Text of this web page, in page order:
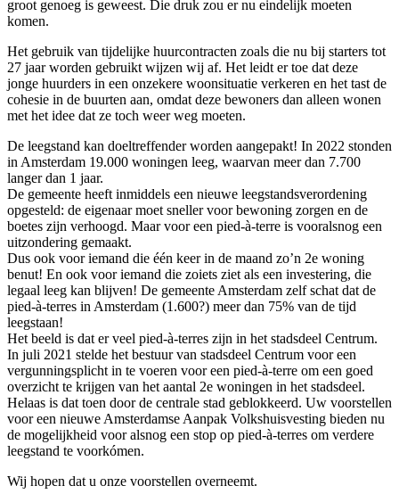
groot genoeg is geweest. Die druk zou er nu eindelijk moeten
komen.
Het gebruik van tijdelijke huurcontracten zoals die nu bij starters tot
27 jaar worden gebruikt wijzen wij af. Het leidt er toe dat deze
jonge huurders in een onzekere woonsituatie verkeren en het tast de
cohesie in de buurten aan, omdat deze bewoners dan alleen wonen
met het idee dat ze toch weer weg moeten.
De leegstand kan doeltreffender worden aangepakt! In 2022 stonden
in Amsterdam 19.000 woningen leeg, waarvan meer dan 7.700
langer dan 1 jaar.
De gemeente heeft inmiddels een nieuwe leegstandsverordening
opgesteld: de eigenaar moet sneller voor bewoning zorgen en de
boetes zijn verhoogd. Maar voor een pied-à-terre is vooralsnog een
uitzondering gemaakt.
Dus ook voor iemand die één keer in de maand zo’n 2e woning
benut! En ook voor iemand die zoiets ziet als een investering, die
legaal leeg kan blijven! De gemeente Amsterdam zelf schat dat de
pied-à-terres in Amsterdam (1.600?) meer dan 75% van de tijd
leegstaan!
Het beeld is dat er veel pied-à-terres zijn in het stadsdeel Centrum.
In juli 2021 stelde het bestuur van stadsdeel Centrum voor een
vergunningsplicht in te voeren voor een pied-à-terre om een goed
overzicht te krijgen van het aantal 2e woningen in het stadsdeel.
Helaas is dat toen door de centrale stad geblokkeerd. Uw voorstellen
voor een nieuwe Amsterdamse Aanpak Volkshuisvesting bieden nu
de mogelijkheid voor alsnog een stop op pied-à-terres om verdere
leegstand te voorkómen.
Wij hopen dat u onze voorstellen overneemt.